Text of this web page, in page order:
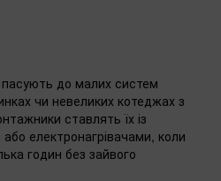
до малих систем
чи невеликих котеджах з
ставлять їх із
електронагрівачами, коли
годин без зайвого